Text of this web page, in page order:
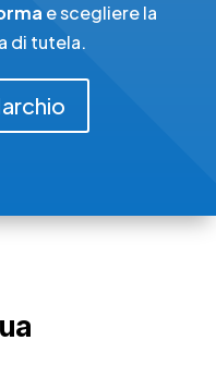
e scegliere la
di tutela.